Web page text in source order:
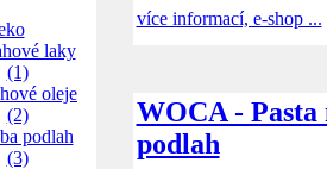
laky
(1)
oleje
(2)
podlah
(3)
více informací, e-shop ...
WOCA - Pasta
podlah